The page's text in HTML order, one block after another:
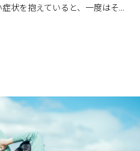
状を抱えていると、一度はそ...